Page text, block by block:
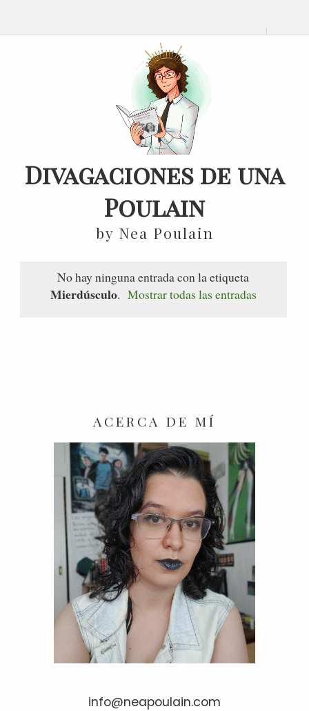
Divagaciones de una
Poulain
by Nea Poulain
No hay ninguna entrada con la etiqueta
Mierdúsculo. Mostrar todas las entradas
ACERCA DE MÍ
info@neapoulain.com